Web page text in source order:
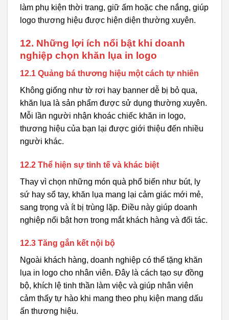
làm phụ kiện thời trang, giữ ấm hoặc che nắng, giúp
logo thương hiệu được hiện diện thường xuyên.
12. Những lợi ích nổi bật khi doanh
nghiệp chọn khăn lụa in logo
12.1 Quảng bá thương hiệu một cách tự nhiên
Không giống như tờ rơi hay banner dễ bị bỏ qua,
khăn lụa là sản phẩm được sử dụng thường xuyên.
Mỗi lần người nhận khoác chiếc khăn in logo,
thương hiệu của bạn lại được giới thiệu đến nhiều
người khác.
12.2 Thể hiện sự tinh tế và khác biệt
Thay vì chọn những món quà phổ biến như bút, ly
sứ hay sổ tay, khăn lụa mang lại cảm giác mới mẻ,
sang trọng và ít bị trùng lặp. Điều này giúp doanh
nghiệp nổi bật hơn trong mắt khách hàng và đối tác.
12.3 Tăng gắn kết nội bộ
Ngoài khách hàng, doanh nghiệp có thể tặng khăn
lụa in logo cho nhân viên. Đây là cách tạo sự đồng
bộ, khích lệ tinh thần làm việc và giúp nhân viên
cảm thấy tự hào khi mang theo phụ kiện mang dấu
ấn thương hiệu.